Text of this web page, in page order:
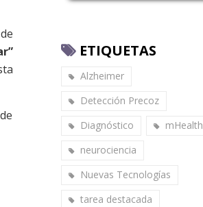
ETIQUETAS
Alzheimer
Detección Precoz
Diagnóstico
mHealth
neurociencia
Nuevas Tecnologías
tarea destacada